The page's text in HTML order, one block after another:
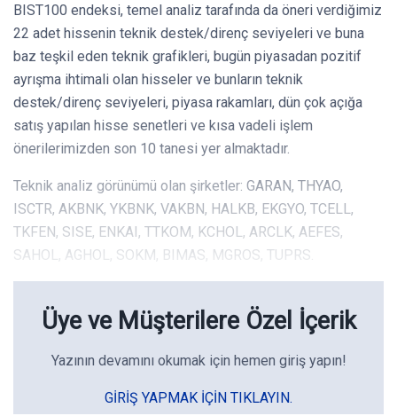
BIST100 endeksi, temel analiz tarafında da öneri verdiğimiz
22 adet hissenin teknik destek/direnç seviyeleri ve buna
baz teşkil eden teknik grafikleri, bugün piyasadan pozitif
ayrışma ihtimali olan hisseler ve bunların teknik
destek/direnç seviyeleri, piyasa rakamları, dün çok açığa
satış yapılan hisse senetleri ve kısa vadeli işlem
önerilerimizden son 10 tanesi yer almaktadır.
Teknik analiz görünümü olan şirketler: GARAN, THYAO,
ISCTR, AKBNK, YKBNK, VAKBN, HALKB, EKGYO, TCELL,
TKFEN, SISE, ENKAI, TTKOM, KCHOL, ARCLK, AEFES,
SAHOL, AGHOL, SOKM, BIMAS, MGROS, TUPRS.
Üye ve Müşterilere Özel İçerik
Yazının devamını okumak için hemen giriş yapın!
GIRIŞ YAPMAK IÇIN TIKLAYIN.